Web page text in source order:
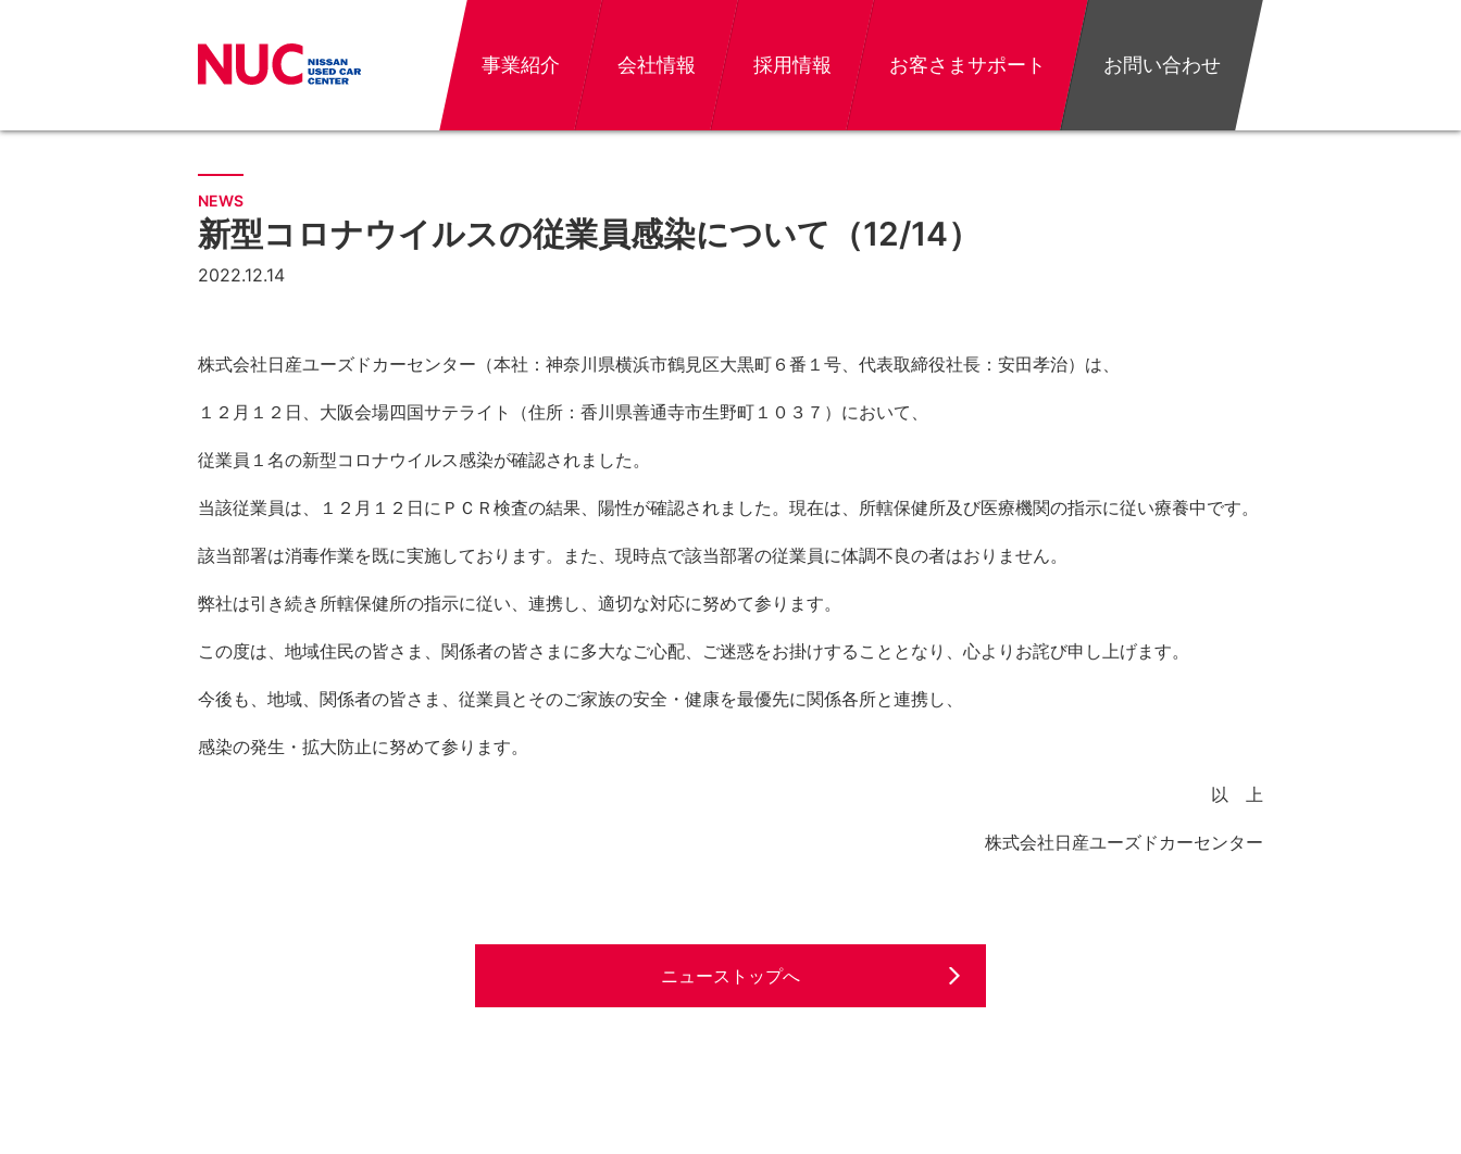
事業紹介 会社情報 採用情報 お客さまサポート お問い合わせ
NEWS
新型コロナウイルスの従業員感染について（12/14）
2022.12.14
株式会社日産ユーズドカーセンター（本社：神奈川県横浜市鶴見区大黒町６番１号、代表取締役社長：安田孝治）は、
１２月１２日、大阪会場四国サテライト（住所：香川県善通寺市生野町１０３７）において、
従業員１名の新型コロナウイルス感染が確認されました。
当該従業員は、１２月１２日にＰＣＲ検査の結果、陽性が確認されました。現在は、所轄保健所及び医療機関の指示に従い療養中です。
該当部署は消毒作業を既に実施しております。また、現時点で該当部署の従業員に体調不良の者はおりません。
弊社は引き続き所轄保健所の指示に従い、連携し、適切な対応に努めて参ります。
この度は、地域住民の皆さま、関係者の皆さまに多大なご心配、ご迷惑をお掛けすることとなり、心よりお詫び申し上げます。
今後も、地域、関係者の皆さま、従業員とそのご家族の安全・健康を最優先に関係各所と連携し、
感染の発生・拡大防止に努めて参ります。
以 上
株式会社日産ユーズドカーセンター
ニューストップへ